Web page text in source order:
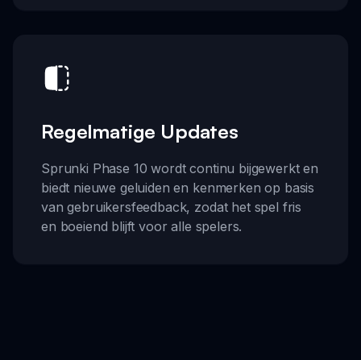
Regelmatige Updates
Sprunki Phase 10 wordt continu bijgewerkt en
biedt nieuwe geluiden en kenmerken op basis
van gebruikersfeedback, zodat het spel fris
en boeiend blijft voor alle spelers.